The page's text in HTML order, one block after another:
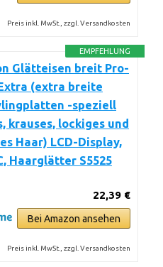
Preis inkl. MwSt., zzgl. Versandkosten
EMPFEHLUNG
Glätteisen breit Pro-
(extra breite
-speziell
krauses, lockiges und
Haar) LCD-Display,
Haarglätter S5525
22,39 €
Bei Amazon ansehen
Preis inkl. MwSt., zzgl. Versandkosten